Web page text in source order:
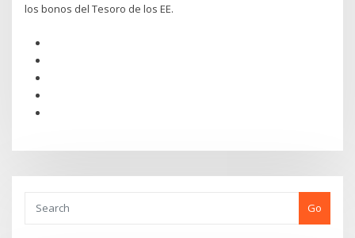
los bonos del Tesoro de los EE.
Go